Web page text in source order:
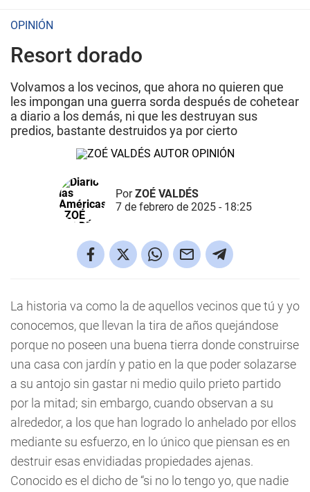
OPINIÓN
Resort dorado
Volvamos a los vecinos, que ahora no quieren que
les impongan una guerra sorda después de cohetear
a diario a los demás, ni que les destruyan sus
predios, bastante destruidos ya por cierto
PorZOÉ VALDÉS
7 de febrero de 2025 - 18:25
La historia va como la de aquellos vecinos que tú y yo
conocemos, que llevan la tira de años quejándose
porque no poseen una buena tierra donde construirse
una casa con jardín y patio en la que poder solazarse
a su antojo sin gastar ni medio quilo prieto partido
por la mitad; sin embargo, cuando observan a su
alrededor, a los que han logrado lo anhelado por ellos
mediante su esfuerzo, en lo único que piensan es en
destruir esas envidiadas propiedades ajenas.
Conocido es el dicho de “si no lo tengo yo, que nadie